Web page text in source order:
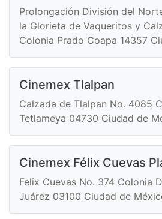
Prolongación División del
la Glorieta de Vaqueritos y
Colonia Prado Coapa 14357
Cinemex Tlalpan
Calzada de Tlalpan No. 4085
Tetlameya 04730 Ciudad de
Cinemex Félix Cuevas
Felix Cuevas No. 374 Colonia
Juárez 03100 Ciudad de